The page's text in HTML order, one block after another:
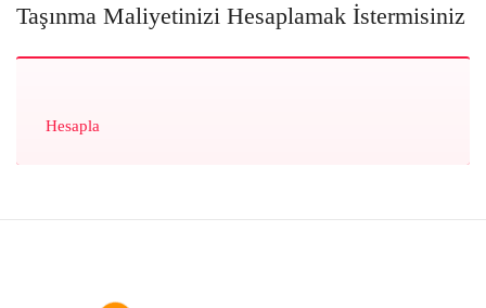
Taşınma Maliyetinizi Hesaplamak İstermisiniz
Hesapla